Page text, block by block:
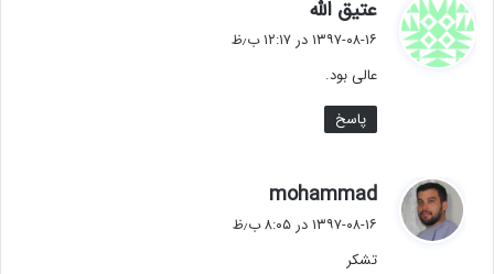
عتیق الله
ت
۱۳۹۷-۰۸-۱۶ در ۱۲:۱۷ ب٫ظ
عالی بود.
پاسخ
mohammad
ف
ت
۱۳۹۷-۰۸-۱۶ در ۸:۰۵ ب٫ظ
تشکر